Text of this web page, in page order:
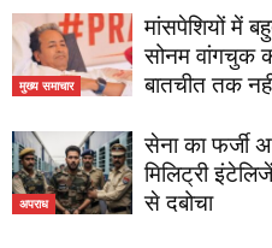
मुख्य समाचार
मांसपेशियों में
सोनम वांगचुक
बातचीत तक
अपराध
सेना का फर्जी
मिलिट्री
से दबोचा